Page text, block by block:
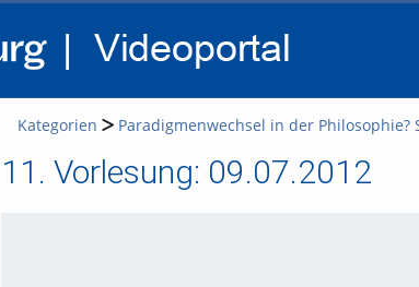
Kategorien Paradigmenwechsel in der Philosophie?
11. Vorlesung: 09.07.2012